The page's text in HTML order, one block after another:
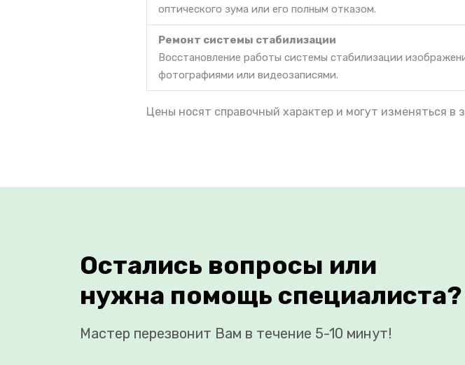
оптического зума или его полным отказом.
Ремонт системы стабилизации
Восстановление работы системы стабилизации
фотографиями или видеозаписями.
Цены носят справочный характер и могут изменяться
Остались вопросы или
нужна помощь специалиста?
Мастер перезвонит Вам в течение 5-10 минут!